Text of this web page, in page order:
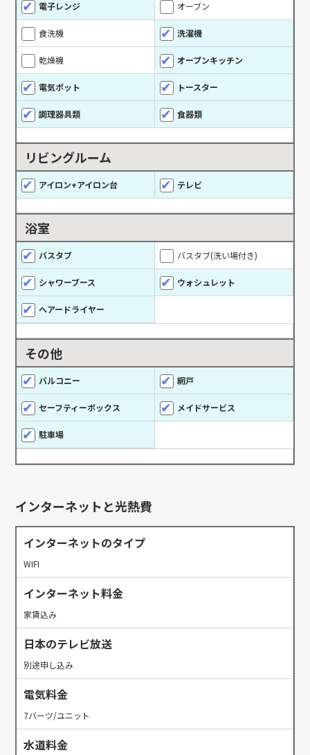
電子レンジ オーブン
食洗機 洗濯機
乾燥機 オープンキッチン
電気ポット トースター
調理器具類 食器類
リビングルーム
アイロン+アイロン台 テレビ
浴室
バスタブ バスタブ(洗い場付き)
シャワーブース ウォシュレット
ヘアードライヤー
その他
バルコニー 網戸
セーフティーボックス メイドサービス
駐車場
インターネットと光熱費
インターネットのタイプ
WIFI
インターネット料金
家賃込み
日本のテレビ放送
別途申し込み
電気料金
7バーツ/ユニット
水道料金